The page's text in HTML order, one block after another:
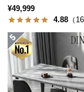
送
に
つ
い
て
開
¥49,999
4.88 （16